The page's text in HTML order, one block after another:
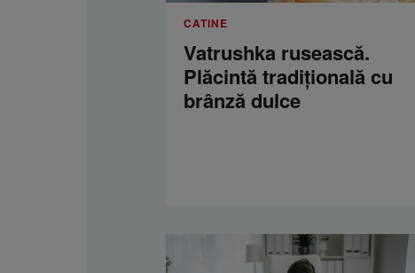
CATINE
Vatrushka rusească.
Plăcintă tradițională cu
brânză dulce